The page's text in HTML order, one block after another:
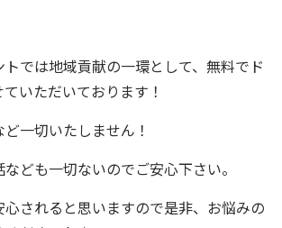
トでは地域貢献の一環として、無料でド
いただいております！
一切いたしません！
ども一切ないのでご安心下さい。
されると思いますので是非、お悩みの